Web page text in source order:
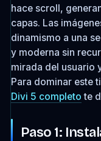
hace scroll,
capas. Las
dinamismo a una
y moderna sin
mirada del usuario
Para dominar este
Divi 5 completo te
Paso 1: